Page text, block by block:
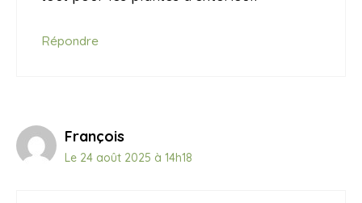
Répondre
François
Le 24 août 2025 à 14h18